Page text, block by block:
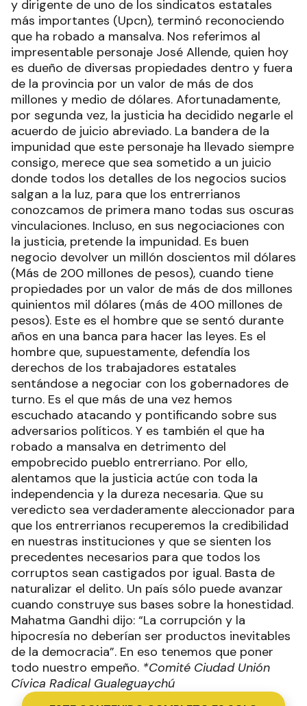
y dirigente de uno de los sindicatos estatales
más importantes (Upcn), terminó reconociendo
que ha robado a mansalva. Nos referimos al
impresentable personaje José Allende, quien hoy
es dueño de diversas propiedades dentro y fuera
de la provincia por un valor de más de dos
millones y medio de dólares. Afortunadamente,
por segunda vez, la justicia ha decidido negarle el
acuerdo de juicio abreviado. La bandera de la
impunidad que este personaje ha llevado siempre
consigo, merece que sea sometido a un juicio
donde todos los detalles de los negocios sucios
salgan a la luz, para que los entrerrianos
conozcamos de primera mano todas sus oscuras
vinculaciones. Incluso, en sus negociaciones con
la justicia, pretende la impunidad. Es buen
negocio devolver un millón doscientos mil dólares
(Más de 200 millones de pesos), cuando tiene
propiedades por un valor de más de dos millones
quinientos mil dólares (más de 400 millones de
pesos). Este es el hombre que se sentó durante
años en una banca para hacer las leyes. Es el
hombre que, supuestamente, defendía los
derechos de los trabajadores estatales
sentándose a negociar con los gobernadores de
turno. Es el que más de una vez hemos
escuchado atacando y pontificando sobre sus
adversarios políticos. Y es también el que ha
robado a mansalva en detrimento del
empobrecido pueblo entrerriano. Por ello,
alentamos que la justicia actúe con toda la
independencia y la dureza necesaria. Que su
veredicto sea verdaderamente aleccionador para
que los entrerrianos recuperemos la credibilidad
en nuestras instituciones y que se sienten los
precedentes necesarios para que todos los
corruptos sean castigados por igual. Basta de
naturalizar el delito. Un país sólo puede avanzar
cuando construye sus bases sobre la honestidad.
Mahatma Gandhi dijo: “La corrupción y la
hipocresía no deberían ser productos inevitables
de la democracia”. En eso tenemos que poner
todo nuestro empeño. *Comité Ciudad Unión
Cívica Radical Gualeguaychú